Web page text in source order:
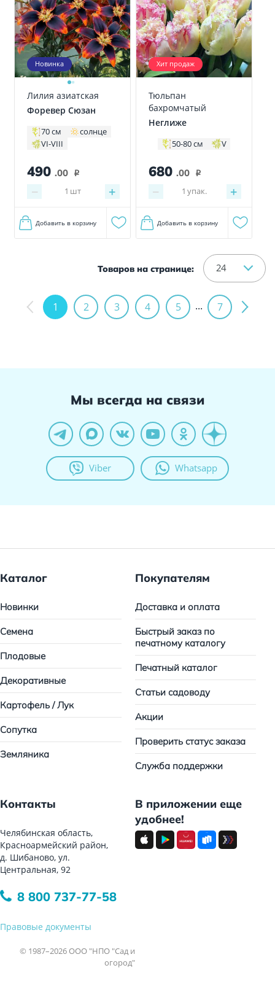
Новинка
Лилия азиатская
Форевер Сюзан
70 см
солнце
VI-VIII
490 .00 i
− +
1 шт
Добавить в корзину
Хит продаж
Тюльпан
бахромчатый
Неглиже
50-80 см V
680 .00 i
− +
1 упак.
Добавить в корзину
Товаров на странице: 24
1 2 3 4 5 ... 7
Мы всегда на связи
Viber Whatsapp
Каталог
Новинки
Семена
Плодовые
Декоративные
Картофель / Лук
Сопутка
Земляника
Покупателям
Доставка и оплата
Быстрый заказ по
печатному каталогу
Печатный каталог
Статьи садоводу
Акции
Проверить статус заказа
Служба поддержки
Контакты
Челябинская область,
Красноармейский район,
д. Шибаново, ул.
Центральная, 92
8 800 737-77-58
Правовые документы
© 1987–2026 ООО "НПО "Сад и
огород"
В приложении еще
удобнее!